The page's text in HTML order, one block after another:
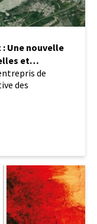
: Une nouvelle
et
de
des